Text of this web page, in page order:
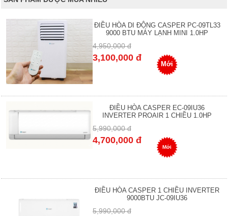
ĐIỀU HÒA DI ĐỘNG CASPER PC-09TL33
9000 BTU MÁY LẠNH MINI 1.0HP
4,950,000 đ
3,100,000 đ
Mới
ĐIỀU HÒA CASPER EC-09IU36
INVERTER PROAIR 1 CHIỀU 1.0HP
5,990,000 đ
4,700,000 đ
Mới
ĐIỀU HÒA CASPER 1 CHIỀU INVERTER
9000BTU JC-09IU36
5,990,000 đ